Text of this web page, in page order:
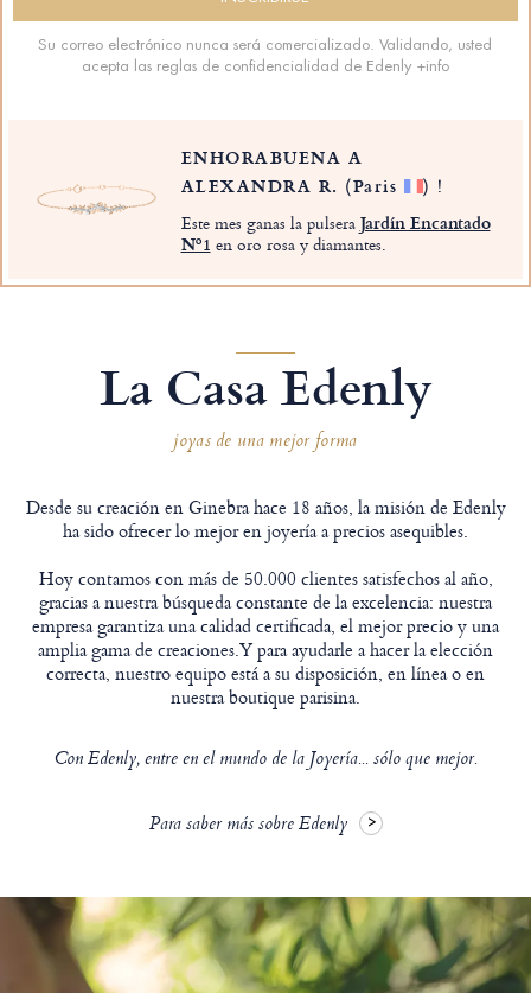
Su correo electrónico nunca será comercializado. Validando, usted
acepta las reglas de confidencialidad de Edenly +info
ENHORABUENA A
ALEXANDRA R. (Paris ) !
Este mes ganas la pulseraJardín Encantado
Nº1 en oro rosa y diamantes.
La Casa Edenly
joyas de una mejor forma
Desde su creación en Ginebra hace 18 años, la misión de Edenly
ha sido ofrecer lo mejor en joyería a precios asequibles.
Hoy contamos con más de 50.000 clientes satisfechos al año,
gracias a nuestra búsqueda constante de la excelencia: nuestra
empresa garantiza una calidad certificada, el mejor precio y una
amplia gama de creaciones.Y para ayudarle a hacer la elección
correcta, nuestro equipo está a su disposición, en línea o en
nuestra boutique parisina.
Con Edenly, entre en el mundo de la Joyería... sólo que mejor.
Para saber más sobre Edenly